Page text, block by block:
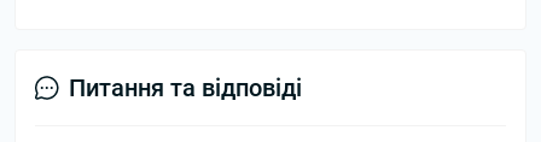
Питання та відповіді